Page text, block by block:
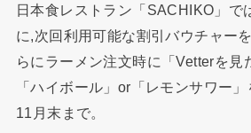
日本食レストラン「SACHIKO」で
に,次回利用可能な割引バウチャー
らにラーメン注文時に「Vetterを見
「ハイボール」or「レモンサワー
11月末まで。